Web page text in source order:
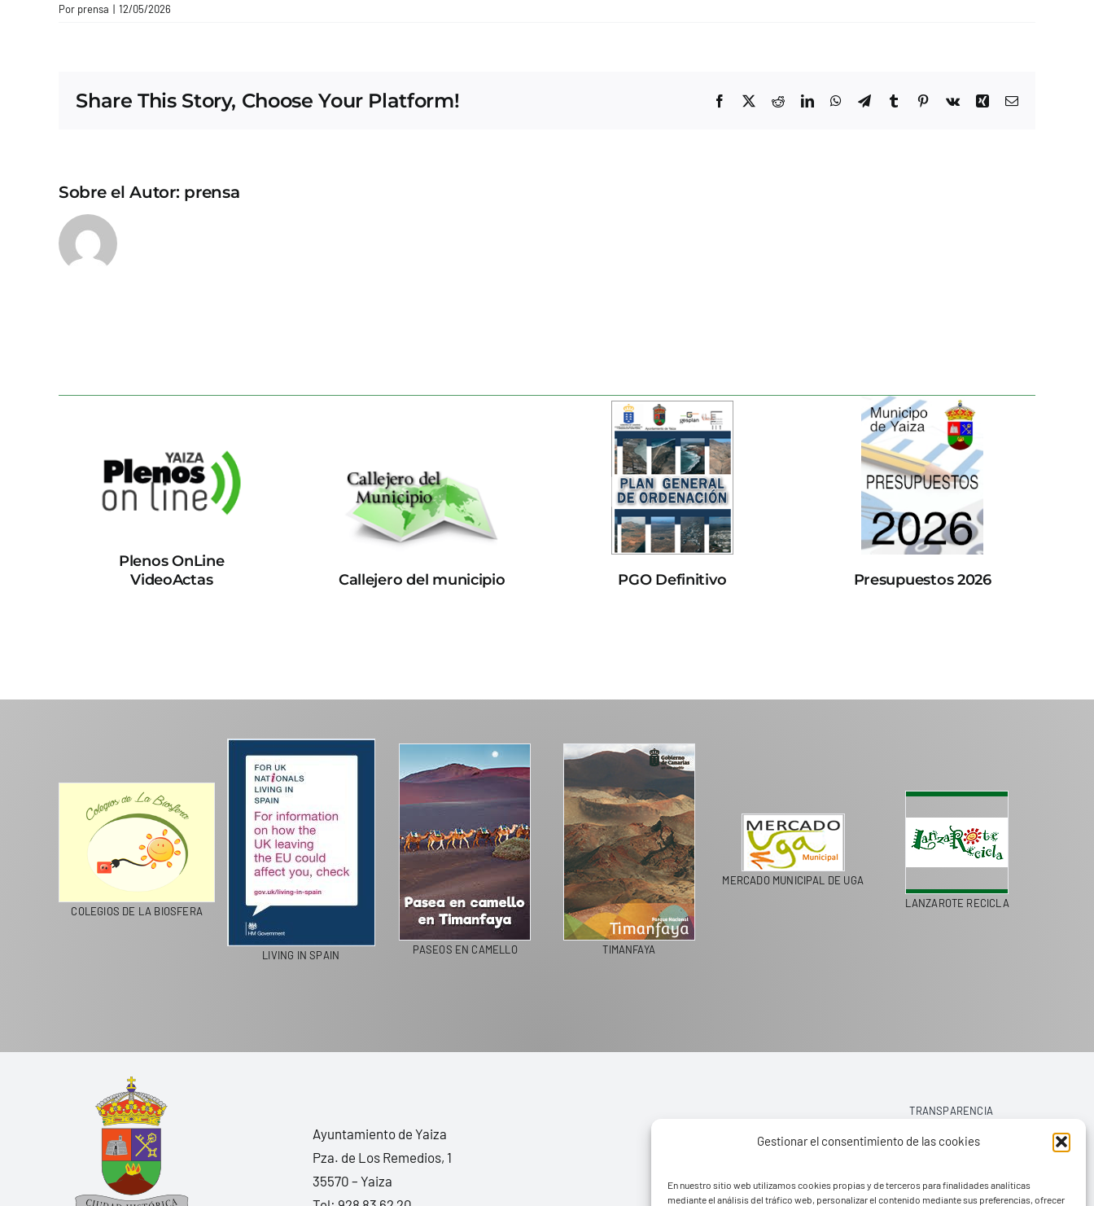
Gestionar el consentimiento de las cookies
En nuestro sitio web utilizamos cookies propias y de terceros para finalidades analíticas
mediante el análisis del tráfico web, personalizar el contenido mediante sus preferencias, ofrecer
Por prensa | 12/05/2026
Share This Story, Choose Your Platform! Facebook
X RedditLinkedInWhatsApp
TelegramTumblrPinterest
Vk Xing Correo
Sobre el Autor: prensa
Plenos OnLine
VideoActas
Callejero del municipio PGO Definitivo Presupuestos 2026
COLEGIOS DE LA BIOSFERA
LIVING IN SPAIN PASEOS EN CAMELLO TIMANFAYA
MERCADO MUNICIPAL DE UGA
LANZAROTE RECICLA
Ayuntamiento de Yaiza
Pza. de Los Remedios, 1
35570 – Yaiza
TRANSPARENCIA
AVISO LEGAL
POLÍTICA DE PRIVACIDAD